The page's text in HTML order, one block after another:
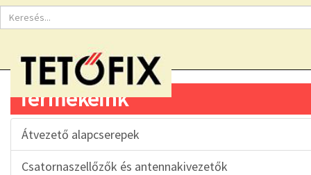
Termékeink
Átvezető alapcserepek
Csatornaszellőzők és antennakivezetők